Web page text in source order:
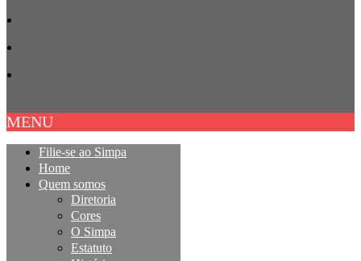
MENU
Filie-se ao Simpa
Home
Quem somos
Diretoria
Cores
O Simpa
Estatuto